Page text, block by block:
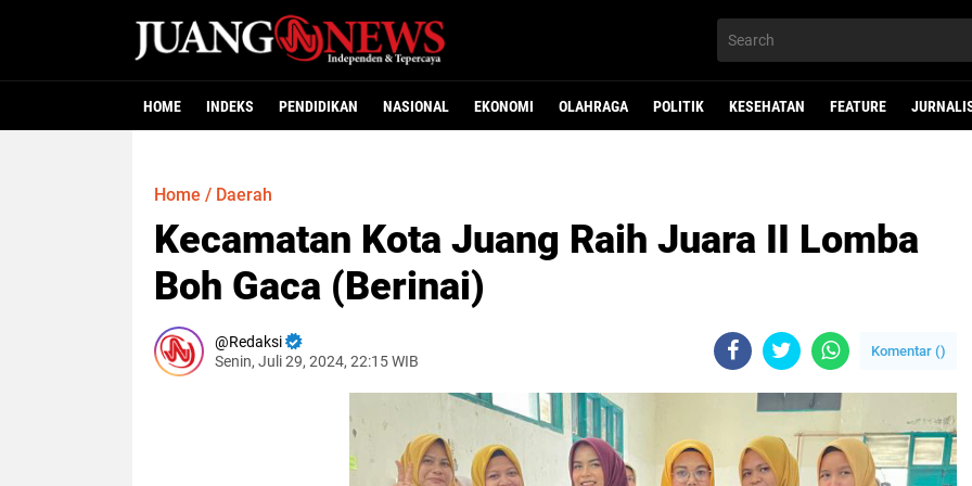
HOME INDEKS PENDIDIKAN NASIONAL EKONOMI OLAHRAGA POLITIK KESEHATAN FEATURE
Home / Daerah
Kecamatan Kota Juang Raih Juara II Lomba
Boh Gaca (Berinai)
Redaksi
Senin, Juli 29, 2024, 22:15 WIB
Komentar ()